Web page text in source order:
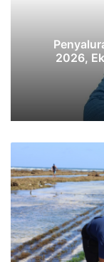
2026,
Pembangunan
Lestari
di
Sabu
Raijua
melalui